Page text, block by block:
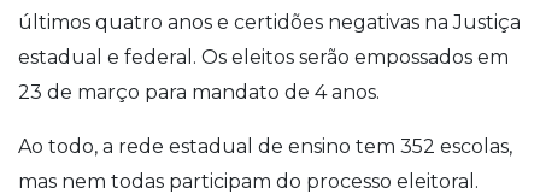
últimos quatro anos e certidões negativas na Justiça
estadual e federal. Os eleitos serão empossados em
23 de março para mandato de 4 anos.
Ao todo, a rede estadual de ensino tem 352 escolas,
mas nem todas participam do processo eleitoral.